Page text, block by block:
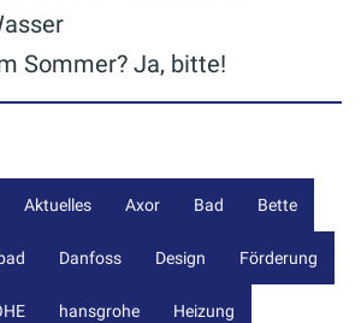
Sommer? Ja, bitte!
Aktuelles Axor Bad Bette
Danfoss Design Förderung
hansgrohe Heizung